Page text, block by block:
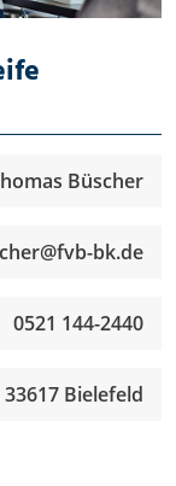
Büscher
bk.de
0521 144-2440
Bielefeld